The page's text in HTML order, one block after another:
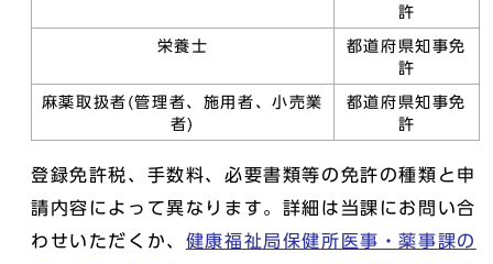
許
栄養士
都道府県知事免
許
麻薬取扱者(管理者、施用者、小売業
者)
都道府県知事免
許
登録免許税、手数料、必要書類等の免許の種類と申
請内容によって異なります。詳細は当課にお問い合
わせいただくか、 健康福祉局保健所医事・薬事課の